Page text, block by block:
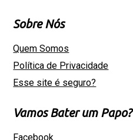
Sobre Nós
Quem Somos
Política de Privacidade
Esse site é seguro?
Vamos Bater um Papo?
Facebook